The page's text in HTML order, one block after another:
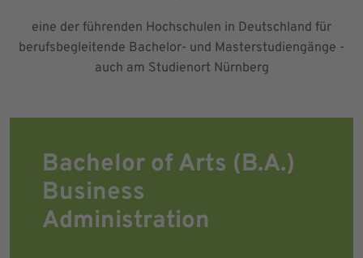
eine der führenden Hochschulen in Deutschland für
berufsbegleitende Bachelor- und Masterstudiengänge -
auch am Studienort Nürnberg
Bachelor of Arts (B.A.)
Business
Administration